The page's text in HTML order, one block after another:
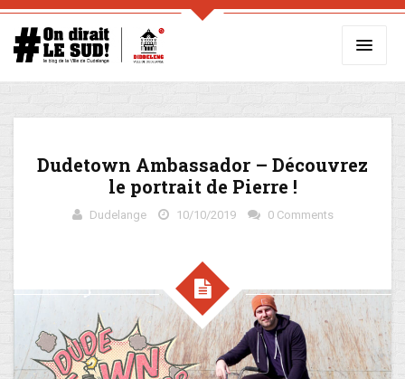
Dudetown Ambassador – Découvrez
le portrait de Pierre !
Dudelange 10/10/2019 0 Comments